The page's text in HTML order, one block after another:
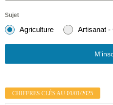
Sujet
Agriculture Artisanat -
CHIFFRES CLÉS AU 01/01/2025